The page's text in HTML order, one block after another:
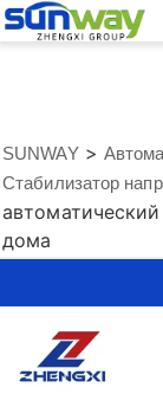
SUNWAY>
Стабилизатор
дома